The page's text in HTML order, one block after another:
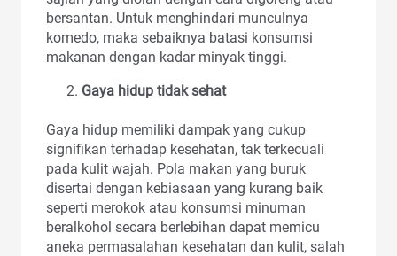
bersantan. Untuk menghindari munculnya
komedo, maka sebaiknya batasi konsumsi
makanan dengan kadar minyak tinggi.
Gaya hidup tidak sehat
Gaya hidup memiliki dampak yang cukup
signifikan terhadap kesehatan, tak terkecuali
pada kulit wajah. Pola makan yang buruk
disertai dengan kebiasaan yang kurang baik
seperti merokok atau konsumsi minuman
beralkohol secara berlebihan dapat memicu
aneka permasalahan kesehatan dan kulit, salah